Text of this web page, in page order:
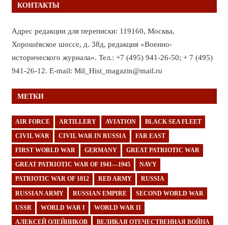
КОНТАКТЫ
Адрес редакции для переписки: 119160, Москва,
Хорошёвское шоссе, д. 38д, редакция «Военно-
исторического журнала». Тел.: +7 (495) 941-26-50; + 7 (495)
941-26-12. E-mail: Mil_Hist_magazin@mail.ru
МЕТКИ
AIR FORCE ARTILLERY AVIATION BLACK SEA FLEET
CIVIL WAR CIVIL WAR IN RUSSIA FAR EAST
FIRST WORLD WAR GERMANY GREAT PATRIOTIC WAR
GREAT PATRIOTIC WAR OF 1941—1945 NAVY
PATRIOTIC WAR OF 1812 RED ARMY RUSSIA
RUSSIAN ARMY RUSSIAN EMPIRE SECOND WORLD WAR
USSR WORLD WAR I WORLD WAR II
АЛЕКСЕЙ ОЛЕЙНИКОВ ВЕЛИКАЯ ОТЕЧЕСТВЕННАЯ ВОЙНА